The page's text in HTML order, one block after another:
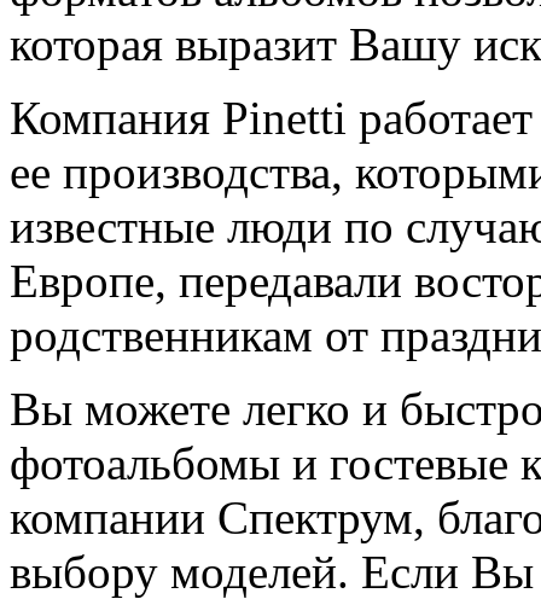
которая выразит Вашу
Компания Pinetti
ее производства,
известные люди по
Европе, передавали
родственникам от
Вы можете легко и быстро
фотоальбомы и гостевые
компании Спектрум,
выбору моделей. Если Вы